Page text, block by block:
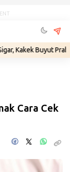
Buyut Prabowo dari
Cara Cek